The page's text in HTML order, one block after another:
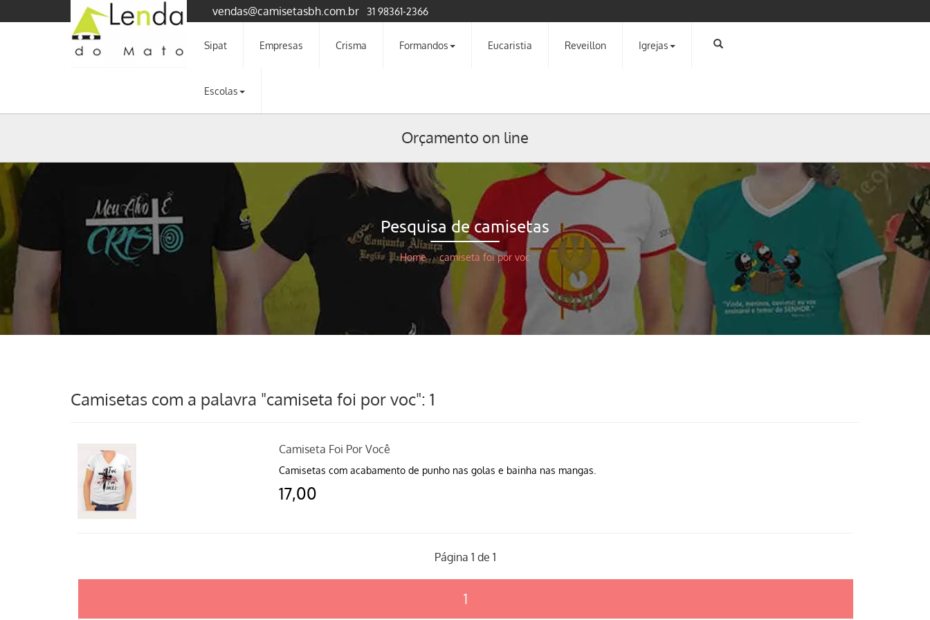
vendas@camisetasbh.com.br 31 98361-2366
Sipat Empresas Crisma Formandos Eucaristia Reveillon Igrejas
Escolas
Orçamento on line
Pesquisa de camisetas
Home / camiseta foi por voc
Camisetas com a palavra "camiseta foi por voc": 1
Camiseta Foi Por Você
Camisetas com acabamento de punho nas golas e bainha nas mangas.
17,00
Página 1 de 1
1